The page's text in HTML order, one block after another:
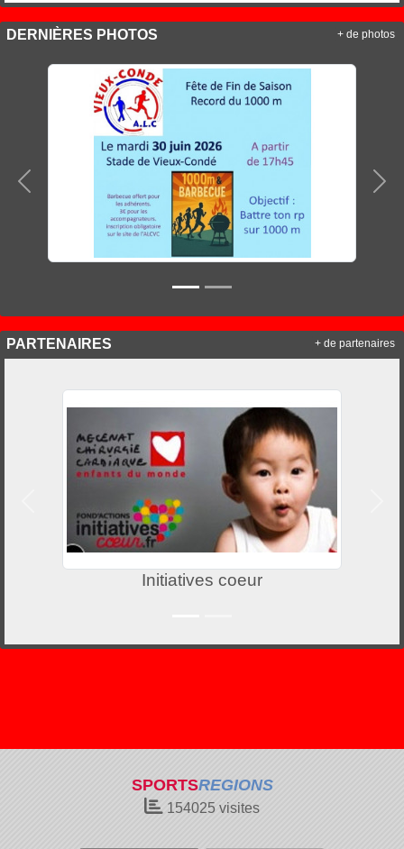
DERNIÈRES PHOTOS
Précedent
+ de photos
PARTENAIRES
Initiatives coeur
Précedent
+ de partenaires
SPORTSREGIONS
154025 visites